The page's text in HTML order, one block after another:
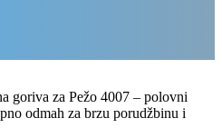
goriva za Pežo 4007 – polovni
odmah za brzu porudžbinu i